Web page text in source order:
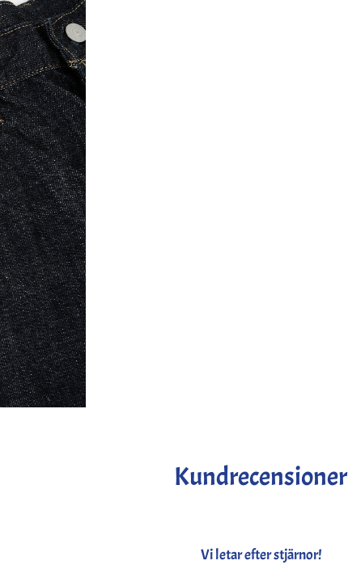
Kundrecensioner
Vi letar efter stjärnor!